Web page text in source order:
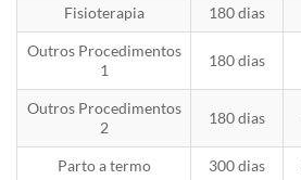
Fisioterapia 180 dias
Outros Procedimentos
1
180 dias
Outros Procedimentos
2
180 dias
Parto a termo 300 dias